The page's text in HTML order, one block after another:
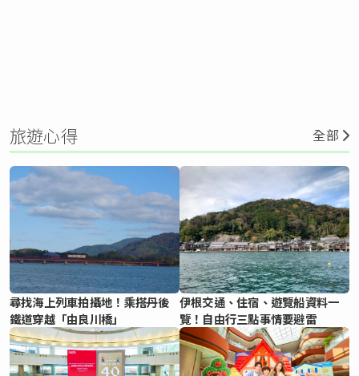
旅遊心得 全部
尋找海上列車拍攝地！乘搭丹後
鐵道穿越「由良川橋」
伊根交通、住宿、遊覽船資料一
覽！自由行三點事情要避雷